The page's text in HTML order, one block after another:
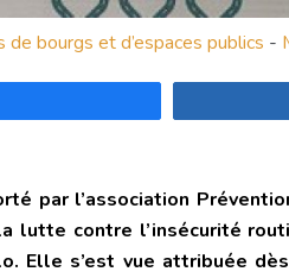
bourgs et d’espaces publics -
par l’association
lutte contre l’insécurité
Elle s’est vue attribuée